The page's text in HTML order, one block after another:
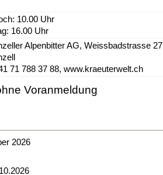
10.00 Uhr
16.00 Uhr
Alpenbitter AG, Weissbadstrasse
71 788 37 88, www.kraeuterwelt.ch
Voranmeldung
2026